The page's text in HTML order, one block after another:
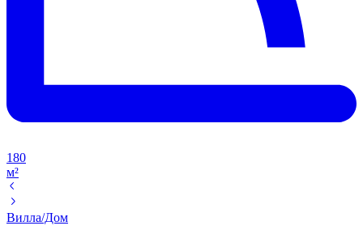
180
м²
Вилла/Дом